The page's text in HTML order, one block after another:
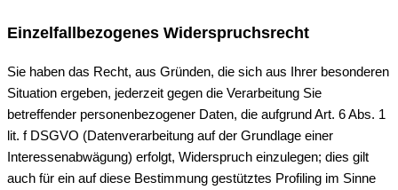
Einzelfallbezogenes Widerspruchsrecht
Sie haben das Recht, aus Gründen, die sich aus Ihrer besonderen
Situation ergeben, jederzeit gegen die Verarbeitung Sie
betreffender personenbezogener Daten, die aufgrund Art. 6 Abs. 1
lit. f DSGVO (Datenverarbeitung auf der Grundlage einer
Interessenabwägung) erfolgt, Widerspruch einzulegen; dies gilt
auch für ein auf diese Bestimmung gestütztes Profiling im Sinne